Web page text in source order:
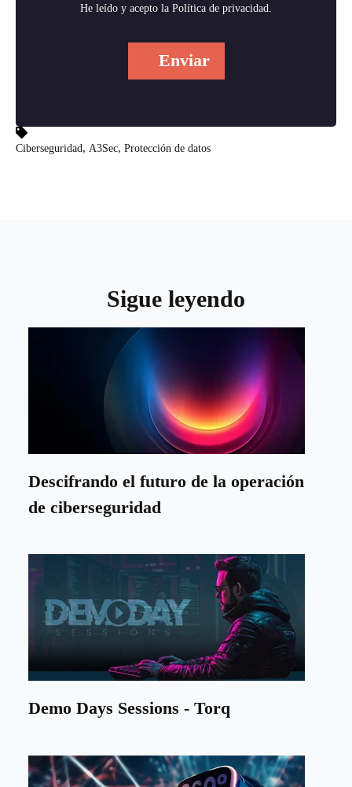
He leído y acepto la Política de privacidad
Ciberseguridad , A3Sec, Protección de datos
Sigue leyendo
Descifrando el futuro de la operación
de ciberseguridad
Demo Days Sessions - Torq